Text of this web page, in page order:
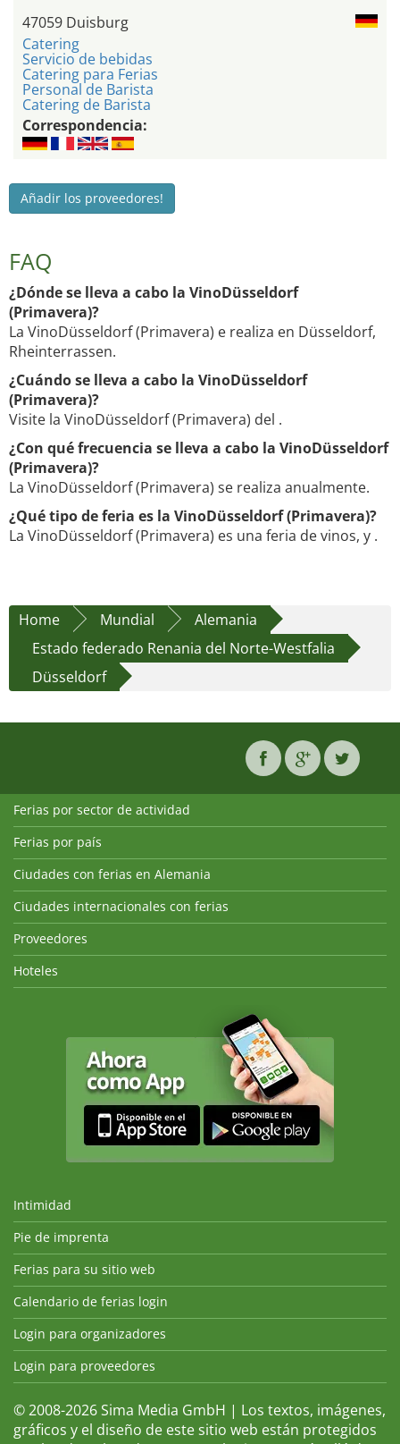
47059 Duisburg
Catering
Servicio de bebidas
Catering para Ferias
Personal de Barista
Catering de Barista
Correspondencia:
Añadir los proveedores!
FAQ
¿Dónde se lleva a cabo la VinoDüsseldorf
(Primavera)?
La VinoDüsseldorf (Primavera) e realiza en Düsseldorf,
Rheinterrassen.
¿Cuándo se lleva a cabo la VinoDüsseldorf
(Primavera)?
Visite la VinoDüsseldorf (Primavera) del .
¿Con qué frecuencia se lleva a cabo la VinoDüsseldorf
(Primavera)?
La VinoDüsseldorf (Primavera) se realiza anualmente.
¿Qué tipo de feria es la VinoDüsseldorf (Primavera)?
La VinoDüsseldorf (Primavera) es una feria de vinos, y .
Home Mundial
Alemania
Estado federado Renania del Norte-Westfalia
Düsseldorf
Ferias por sector de actividad
Ferias por país
Ciudades con ferias en Alemania
Ciudades internacionales con ferias
Proveedores
Hoteles
Intimidad
Pie de imprenta
Ferias para su sitio web
Calendario de ferias login
Login para organizadores
Login para proveedores
© 2008-2026 Sima Media GmbH | Los textos, imágenes,
gráficos y el diseño de este sitio web están protegidos